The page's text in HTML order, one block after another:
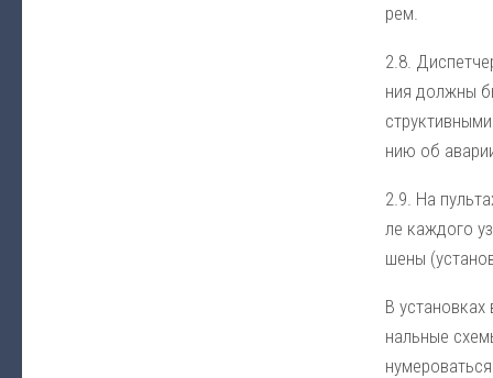
рем.
2.8.
ния долж­ны
нию об
2.9. На
ле ка­ж­до­го
ше­ны
В
наль­ные